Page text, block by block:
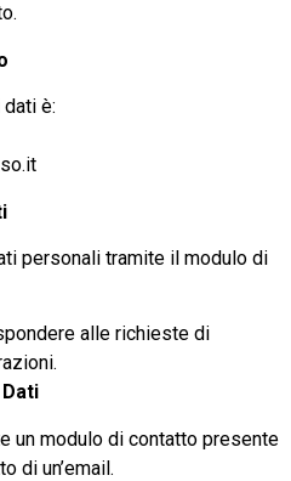
è:
personali tramite il modulo di
alle richieste di
un modulo di contatto presente
di un’email.